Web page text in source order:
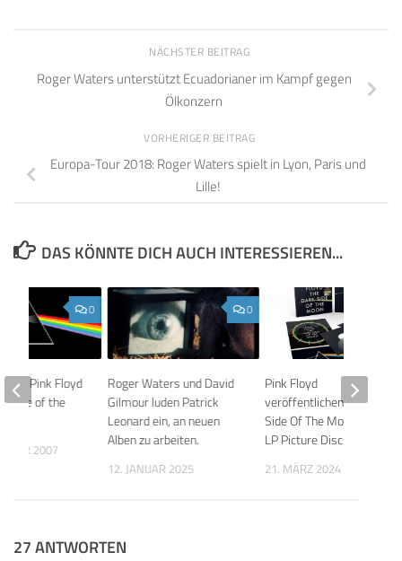
NÄCHSTER BEITRAG
Roger Waters unterstützt Ecuadorianer im Kampf gegen
Ölkonzern
VORHERIGER BEITRAG
Europa-Tour 2018: Roger Waters spielt in Lyon, Paris und
Lille!
DAS KÖNNTE DICH AUCH INTERESSIEREN...
0
Roger Waters und David
Gilmour luden Patrick
Leonard ein, an neuen
Alben zu arbeiten.
12. JANUAR 2025
Pink Floyd
veröffentlichen The Dark
Side Of The Moon als 2-
LP Picture Discs
21. MÄRZ 2024
0
über Pink Floyd
Side of the
2007
27 ANTWORTEN